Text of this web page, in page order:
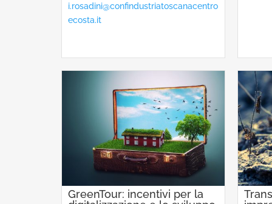
i.rosadini@confindustriatoscanacentro
ecosta.it
GreenTour: incentivi per la